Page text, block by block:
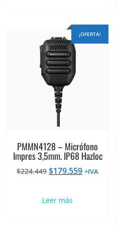
¡OFERTA!
PMMN4128 – Micrófono
Impres 3,5mm. IP68 Hazloc
$224.449El
era:
$179.559El+IVA
Leer más